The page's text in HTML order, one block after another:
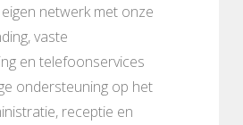
netwerk met onze
vaste
en telefoonservices
ondersteuning op het
receptie en